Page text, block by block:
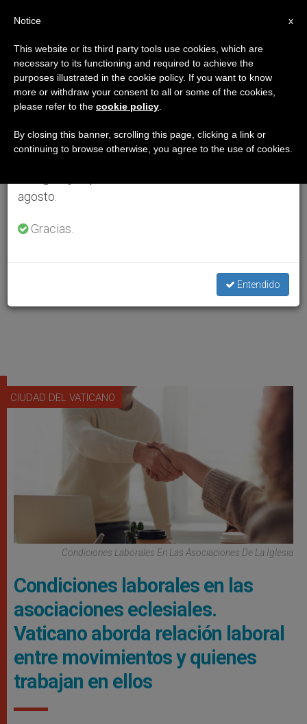
CIUDAD DEL VATICANO
Condiciones Laborales En Las Asociaciones De La Iglesia
Condiciones laborales en las
asociaciones eclesiales.
Vaticano aborda relación laboral
entre movimientos y quienes
trabajan en ellos
×
Aviso importante
Del 27 de julio al 7 de agosto haremos la pausa
anual, aprovechando que en el periodo de verano
se generan menos informaciones y también el
agosto.
Gracias.
Entendido
x
Notice
This website or its third party tools use cookies, which are
necessary to its functioning and required to achieve the
purposes illustrated in the cookie policy. If you want to know
more or withdraw your consent to all or some of the cookies,
please refer to the cookie policy
By closing this banner, scrolling this page, clicking a link or
continuing to browse otherwise, you agree to the use of cookies.